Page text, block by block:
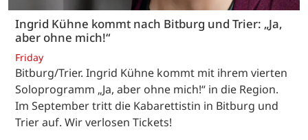
Ingrid Kühne kommt nach Bitburg und Trier: „Ja,
aber ohne mich!“
Friday
Bitburg/Trier. Ingrid Kühne kommt mit ihrem vierten
Soloprogramm „Ja, aber ohne mich!“ in die Region.
Im September tritt die Kabarettistin in Bitburg und
Trier auf. Wir verlosen Tickets!